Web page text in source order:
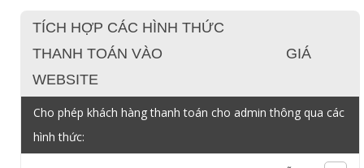
TÍCH HỢP CÁC HÌNH THỨC
THANH TOÁN VÀO
WEBSITE
GIÁ
Cho phép khách hàng thanh toán cho admin thông qua các
hình thức: